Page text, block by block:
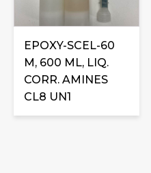
EPOXY-SCEL-60
M, 600 ML, LIQ.
CORR. AMINES
CL8 UN1